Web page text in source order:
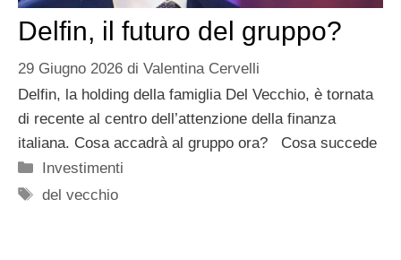
Delfin, il futuro del gruppo?
29 Giugno 2026 di Valentina Cervelli
Delfin, la holding della famiglia Del Vecchio, è tornata
di recente al centro dell’attenzione della finanza
italiana. Cosa accadrà al gruppo ora? Cosa succede
Categorie
Investimenti
Tag
del vecchio